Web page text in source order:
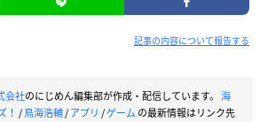
記事の内容について報告する
会社のにじめん編集部が作成・配信しています。 海
！ /鳥海浩輔/アプリ /ゲーム の最新情報はリンク先